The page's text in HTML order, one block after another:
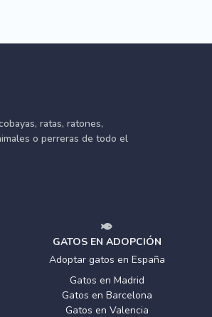
ratas, ratones,
o perreras de todo el
GATOS EN ADOPCIÓN
Adoptar gatos en España
Gatos en Madrid
Gatos en Barcelona
Gatos en Valencia